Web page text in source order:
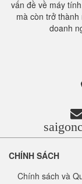
vấn đề về máy
mà còn trở
doanh
CHÍNH SÁCH
Chính sách và